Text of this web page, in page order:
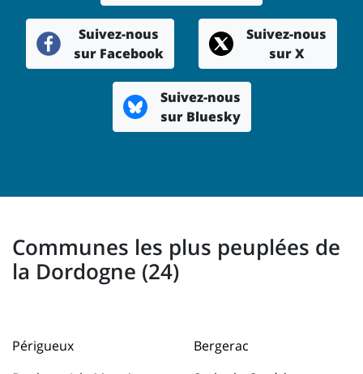
Suivez-nous
sur Facebook
Suivez-nous
sur X
Suivez-nous
sur Bluesky
Communes les plus peuplées de
la Dordogne (24)
Périgueux
Bergerac